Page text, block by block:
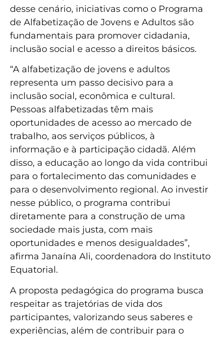
desse cenário, iniciativas como o Programa
de Alfabetização de Jovens e Adultos são
fundamentais para promover cidadania,
inclusão social e acesso a direitos básicos.
“A alfabetização de jovens e adultos
representa um passo decisivo para a
inclusão social, econômica e cultural.
Pessoas alfabetizadas têm mais
oportunidades de acesso ao mercado de
trabalho, aos serviços públicos, à
informação e à participação cidadã. Além
disso, a educação ao longo da vida contribui
para o fortalecimento das comunidades e
para o desenvolvimento regional. Ao investir
nesse público, o programa contribui
diretamente para a construção de uma
sociedade mais justa, com mais
oportunidades e menos desigualdades”,
afirma Janaína Ali, coordenadora do Instituto
Equatorial.
A proposta pedagógica do programa busca
respeitar as trajetórias de vida dos
participantes, valorizando seus saberes e
experiências, além de contribuir para o